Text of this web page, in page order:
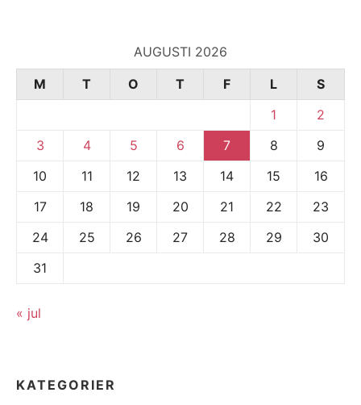
AUGUSTI 2026
M
T O T F L
S
1
2
3
4 5 6 7 8
9
10
11 12 13 14 15
16
17
18 19 20 21 22
23
24
25 26 27 28 29
30
31
« jul
KATEGORIER